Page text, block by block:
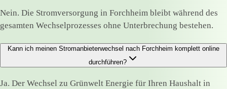
Nein. Die Stromversorgung in Forchheim bleibt während des
gesamten Wechselprozesses ohne Unterbrechung bestehen.
Kann ich meinen Stromanbieterwechsel nach Forchheim komplett online
durchführen?
Ja. Der Wechsel zu Grünwelt Energie für Ihren Haushalt in